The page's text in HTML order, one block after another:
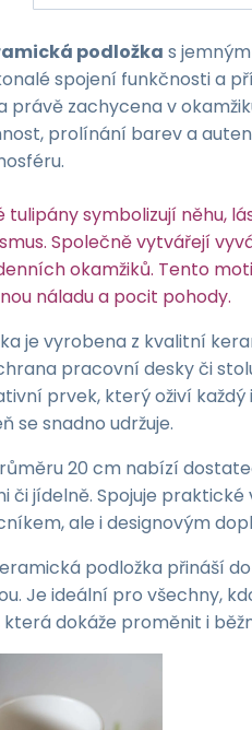
podložka s
spojení funkčnosti a
právě zachycena v
prolínání barev a
tulipány symbolizují něhu,
Společně vytvářejí
okamžiků. Tento
náladu a pocit pohody.
je vyrobena z kvalitní
pracovní desky či
prvek, který oživí
se snadno udržuje.
20 cm nabízí
či jídelně. Spojuje
ale i designovým
podložka přináší
Je ideální pro všechny,
která dokáže proměnit i